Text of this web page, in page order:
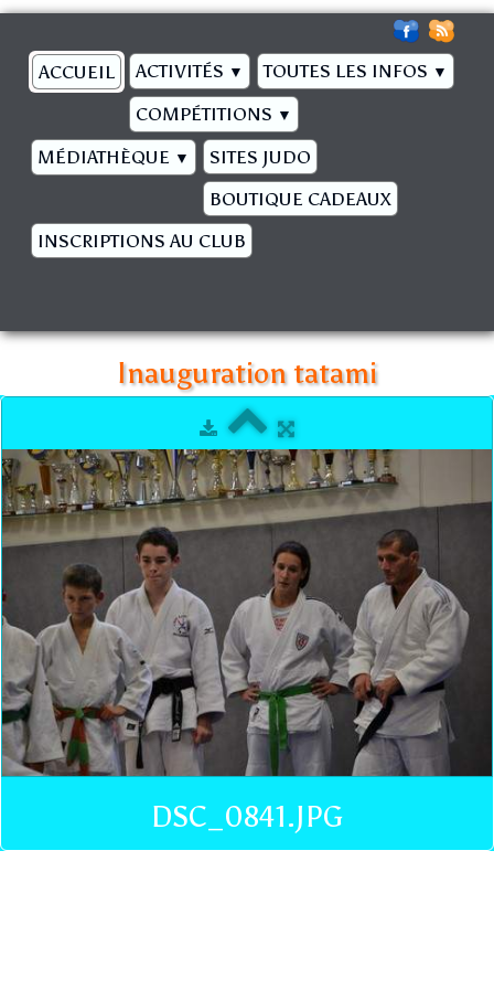
ACCUEIL ACTIVITÉS ▼ TOUTES LES INFOS ▼
COMPÉTITIONS ▼
MÉDIATHÈQUE ▼
SITES JUDO
BOUTIQUE CADEAUX
INSCRIPTIONS AU CLUB
Inauguration tatami
DSC_0841.JPG